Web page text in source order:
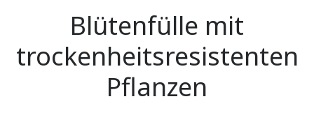
Blütenfülle mit
trockenheitsresistenten
Pflanzen